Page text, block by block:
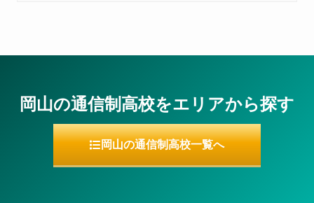
岡山の通信制高校をエリアから探す
岡山の通信制高校一覧へ